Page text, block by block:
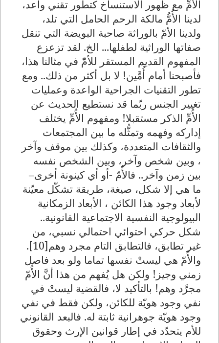
الأُمِّ مع ظهور الاستنساخ كتطور تقني واعد،
لدينا الأُمُّ مالكة الرحم الحامل التي تلد،
ولدينا الأمّ بالوراثة صاحبة البويضة التي تنقل
صفاتها الوراثية لطفلها... الخ. لقد تزعزع
المفهوم القديم المستقر للأمّْ في مثالنا هذا،
فأصبحنا أمام أُمَّين! لا بل أكثر من ذلك.. ومع
تطور التقنيات الجراحية الواعدة وعمليات
تغيير الجنس ربّما قد نستطيع الحديث عن
الأُمِّ الذكر مستقبلا! ومفهوم الأُمِّ يختلف
إداركه وفهمه وتمثُّله ما بين المجتمعات
والثقافات المتعددة، وكذلك بين موقف وآخر
، وبين شخص وآخر، وبين الشخص نفسه
بين زمن وآخر.. فالأُمّ -أو أي كينونة أخرى–
ما هي إلا شكل، صيغة، طريقة تشكّل معيّنة
لأبعاد وجود هذا الكائن ، الأبعاد الزمكانية
البيولوجية النفسية الاجتماعية القانونية..
شكل حركي احتوائي احتمالي نسبي، من
غير تطابق، فالتطابق التام مجرد وهم[10].
والأُمّ هي ليستْ نفسها تماما ولو بعد فاصل
زمني وجيز! ولكن هل يُفهم من هذا أنَّ الأُمّ
مجرَّد وهم! بالتأكيد لا، فالقضية ليستْ في
نفي وجود هويّة للكائن، ولكن فقط في نفي
وجود هويّة جوهرانية ثابتة له. فالبعد القانوني
للأم يتحدّد في إطار قوانين الإرث وحقوق